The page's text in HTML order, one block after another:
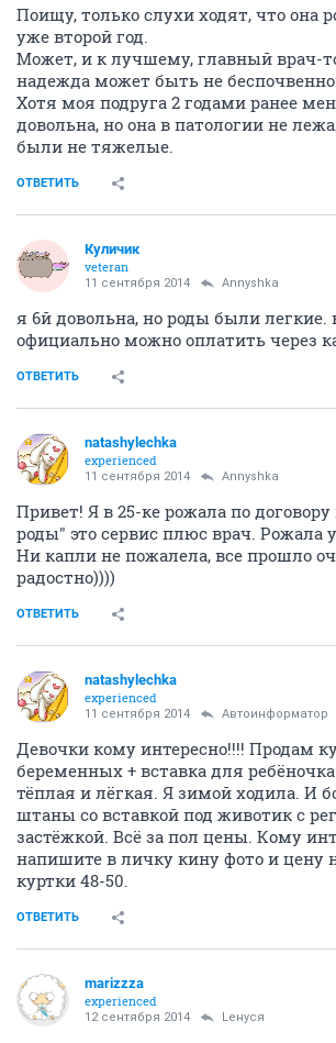
Поищу, только слухи ходят, что она
уже второй год.
Может, и к лучшему, главный врач-
надежда может быть не
Хотя моя подруга 2 годами ранее
довольна, но она в патологии не
были не тяжелые.
ОТВЕТИТЬ
Куличик
veteran
11 сентября 2014 Annyshka
я 6й довольна, но роды были легкие.
официально можно оплатить через
ОТВЕТИТЬ
natashylechka
experienced
11 сентября 2014 Annyshka
Привет! Я в 25-ке рожала по
роды" это сервис плюс врач. Рожала
Ни капли не пожалела, все прошло
радостно))))
ОТВЕТИТЬ
natashylechka
experienced
11 сентября 2014 Автоинформатор
Девочки кому интересно!!!! Продам
беременных + вставка для
тёплая и лёгкая. Я зимой ходила. И
штаны со вставкой под животик с
застёжкой. Всё за пол цены. Кому
напишите в личку кину фото и цену
куртки 48-50.
ОТВЕТИТЬ
marizzza
experienced
12 сентября 2014 Lенуся